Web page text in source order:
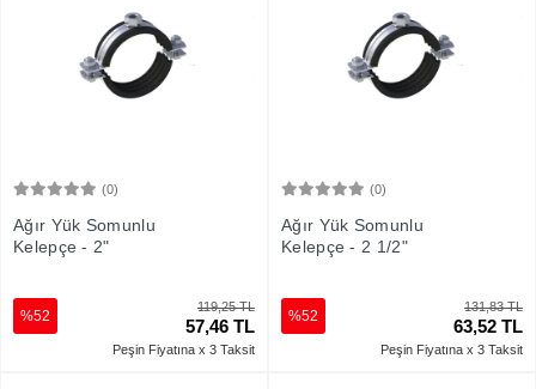
(0)
Ağır Yük Somunlu
Kelepçe - 2"
119,25 TL
57,46 TL
%52
Peşin Fiyatına x 3 Taksit
(0)
Ağır Yük Somunlu
Kelepçe - 2 1/2"
131,83 TL
63,52 TL
%52
Peşin Fiyatına x 3 Taksit